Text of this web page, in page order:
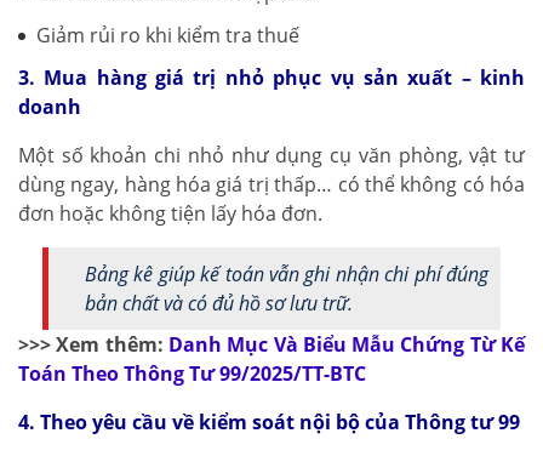
Giảm rủi ro khi kiểm tra thuế
3. Mua hàng giá trị nhỏ phục vụ sản xuất – kinh
doanh
Một số khoản chi nhỏ như dụng cụ văn phòng, vật tư
dùng ngay, hàng hóa giá trị thấp… có thể không có hóa
đơn hoặc không tiện lấy hóa đơn.
Bảng kê giúp kế toán vẫn ghi nhận chi phí đúng
bản chất và có đủ hồ sơ lưu trữ.
>>> Xem thêm: Danh Mục Và Biểu Mẫu Chứng Từ Kế
Toán Theo Thông Tư 99/2025/TT-BTC
4. Theo yêu cầu về kiểm soát nội bộ của Thông tư 99